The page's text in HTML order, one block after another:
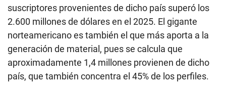
suscriptores provenientes de dicho país superó los
2.600 millones de dólares en el 2025. El gigante
norteamericano es también el que más aporta a la
generación de material, pues se calcula que
aproximadamente 1,4 millones provienen de dicho
país, que también concentra el 45% de los perfiles.